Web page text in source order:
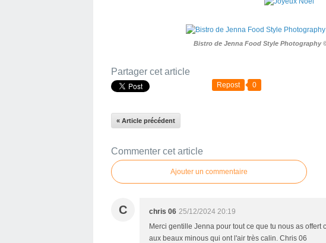
Bistro de Jenna Food Style Photography
Partager cet article
Repost 0
« Article précédent
Commenter cet article
Ajouter un commentaire
C chris 06 25/12/2024 20:19
Merci gentille Jenna pour tout ce que tu nous as offert
aux beaux minous qui ont l'air très calin. Chris 06